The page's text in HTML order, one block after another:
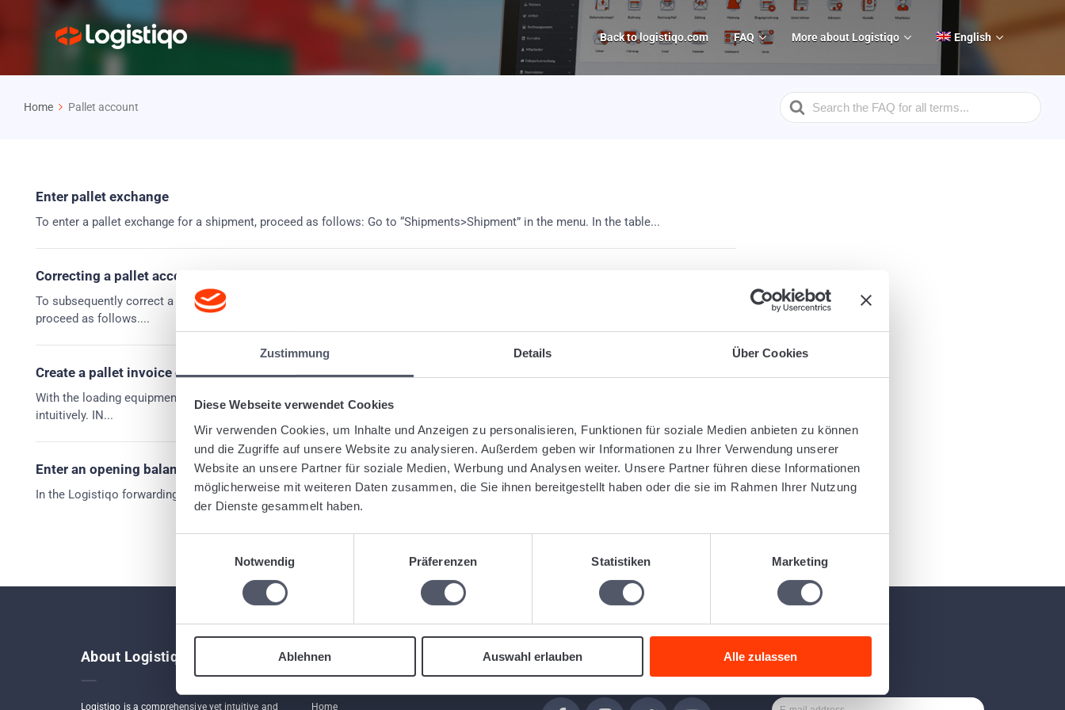
Zustimmung Details Über Cookies
Diese Webseite verwendet Cookies
Wir verwenden Cookies, um Inhalte und Anzeigen zu personalisieren, Funktionen für soziale Medien anbieten zu können
und die Zugriffe auf unsere Website zu analysieren. Außerdem geben wir Informationen zu Ihrer Verwendung unserer
Website an unsere Partner für soziale Medien, Werbung und Analysen weiter. Unsere Partner führen diese Informationen
möglicherweise mit weiteren Daten zusammen, die Sie ihnen bereitgestellt haben oder die sie im Rahmen Ihrer Nutzung
der Dienste gesammelt haben.
Notwendig
Präferenzen Statistiken Marketing
Ablehnen Auswahl erlauben Alle zulassen
Back to logistiqo.com FAQ More about Logistiqo English
Home Pallet account
Search
For
Enter pallet exchange
To enter a pallet exchange for a shipment, proceed as follows: Go to “Shipments>Shipment” in the menu. In the table...
Correcting a pallet account
To subsequently correct a pallet account in the loading equipment management of the web-based logistics software Logistiqo,
proceed as follows....
Create a pallet invoice or an invoice for loading equipment.
With the loading equipment management of the web-based forwarding software Logistiqo, you can create pallet invoices easily and
intuitively. IN...
Enter an opening balance for a pallet account.
In the Logistiqo forwarding software, you can enter an opening balance for a pallet account of customers or subcontractors at...
About Logistiqo
Logistiqo is a comprehensive yet intuitive and
Links
Home
Follow us Newsletter